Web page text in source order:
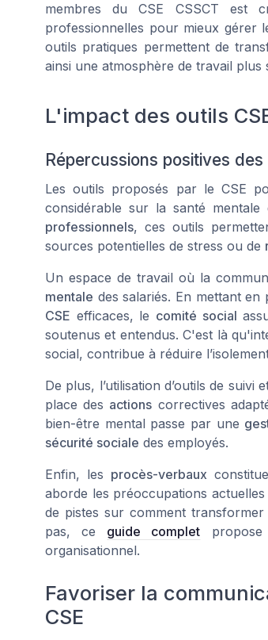
membres du CSE CSSCT est
professionnelles pour mieux gérer
outils pratiques permettent de
ainsi une atmosphère de travail
L'impact des outils
Répercussions positives
Les outils proposés par le CSE
considérable sur la santé
professionnels, ces outils
sources potentielles de stress ou de
Un espace de travail où la
mentale des salariés. En mettant en
CSE efficaces, le comité social
soutenus et entendus. C'est là
social, contribue à réduire
De plus, l’utilisation d’outils de suivi
place des actions correctives
bien-être mental passe par une
sécurité sociale des employés.
Enfin, les procès-verbaux
aborde les préoccupations
de pistes sur comment
pas, ce guide complet
organisationnel.
Favoriser la
CSE